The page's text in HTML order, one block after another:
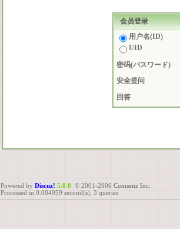
会员登录
用户名(ID)
UID
密码(パスワード)
安全提问
回答
Powered by Discuz! 5.0.0 © 2001-2006 Comsenz Inc.
Processed in 0.004959 second(s), 3 queries